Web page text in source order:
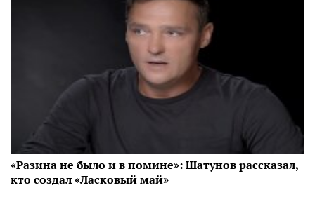
«Разина не было и в помине»: Шатунов рассказал,
кто создал «Ласковый май»